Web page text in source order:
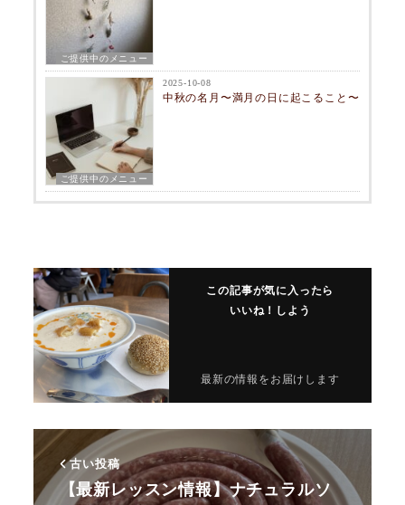
ご提供中のメニュー
ご提供中のメニュー
2025-10-08
中秋の名月〜満月の日に起こること〜
この記事が気に入ったら
いいね！しよう
最新の情報をお届けします
古い投稿
【最新レッスン情報】ナチュラルソ